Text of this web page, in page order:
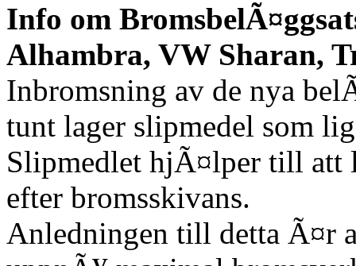
Info om
Alhambra, VW Sharan,
Inbromsning av de nya
tunt lager slipmedel som
Slipmedlet hjÃ¤lper till att
efter bromsskivans.
Anledningen till detta Ã¤r